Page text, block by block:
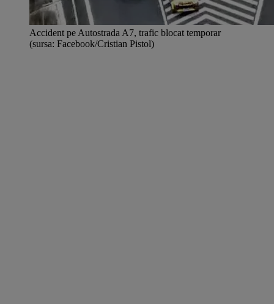
Accident pe Autostrada A7, trafic blocat temporar
(sursa: Facebook/Cristian Pistol)